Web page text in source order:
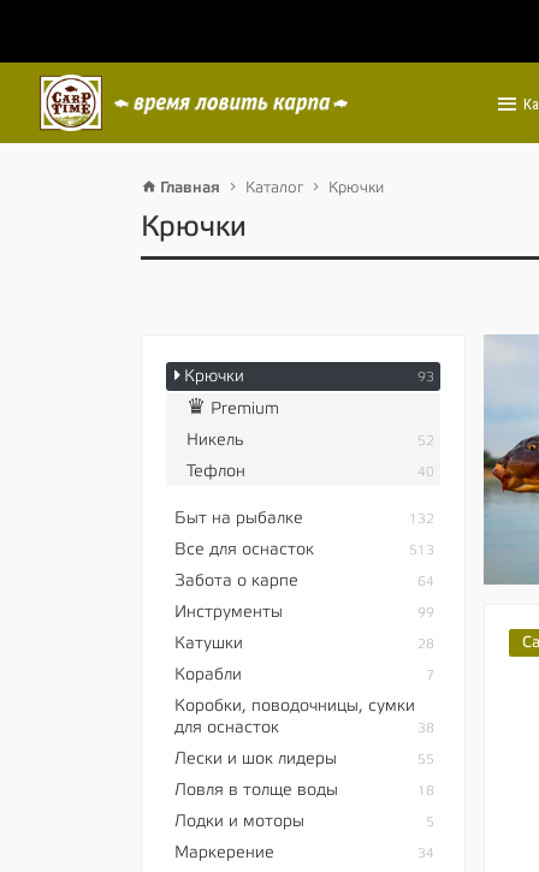
Главная Каталог Крючки
Крючки
Крючки 93
♛ Premium
Никель
52
Тефлон 40
Быт на рыбалке 132
Все для оснасток 513
Забота о карпе 64
Инструменты 99
Катушки 28
Корабли 7
Коробки, поводочницы, сумки
для оснасток
38
Лески и шок лидеры 55
Ловля в толще воды 18
Лодки и моторы 5
Маркерение 34